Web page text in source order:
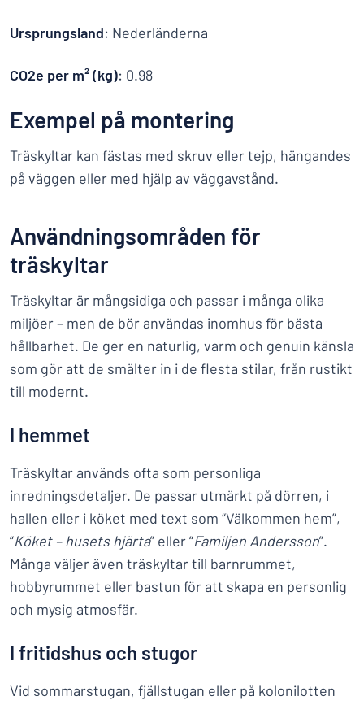
Ursprungsland: Nederländerna
CO2e per m² (kg): 0.98
Exempel på montering
Träskyltar kan fästas med skruv eller tejp, hängandes
på väggen eller med hjälp av väggavstånd.
Användningsområden för
träskyltar
Träskyltar är mångsidiga och passar i många olika
miljöer – men de bör användas inomhus för bästa
hållbarhet. De ger en naturlig, varm och genuin känsla
som gör att de smälter in i de flesta stilar, från rustikt
till modernt.
I hemmet
Träskyltar används ofta som personliga
inredningsdetaljer. De passar utmärkt på dörren, i
hallen eller i köket med text som “Välkommen hem”,
“Köket – husets hjärta” eller “Familjen Andersson”.
Många väljer även träskyltar till barnrummet,
hobbyrummet eller bastun för att skapa en personlig
och mysig atmosfär.
I fritidshus och stugor
Vid sommarstugan, fjällstugan eller på kolonilotten